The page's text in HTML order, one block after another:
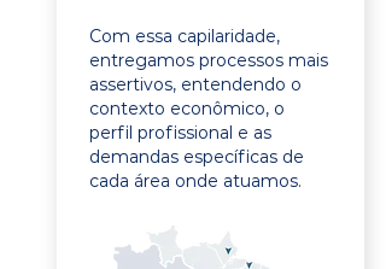
Com essa capilaridade,
entregamos processos mais
assertivos, entendendo o
contexto econômico, o
perfil profissional e as
demandas específicas de
cada área onde atuamos.